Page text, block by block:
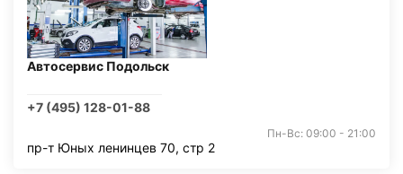
Автосервис Подольск
+7 (495) 128-01-88
Пн-Вс: 09:00 - 21:00
пр-т Юных ленинцев 70, стр 2